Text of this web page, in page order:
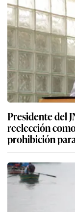
Presidente del
reelección
prohibición